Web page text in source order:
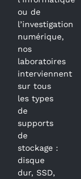
ou de
l’investigation
numérique,
nos
laboratoires
interviennent
sur tous
les types
de
supports
de
stockage :
disque
dur, SSD,